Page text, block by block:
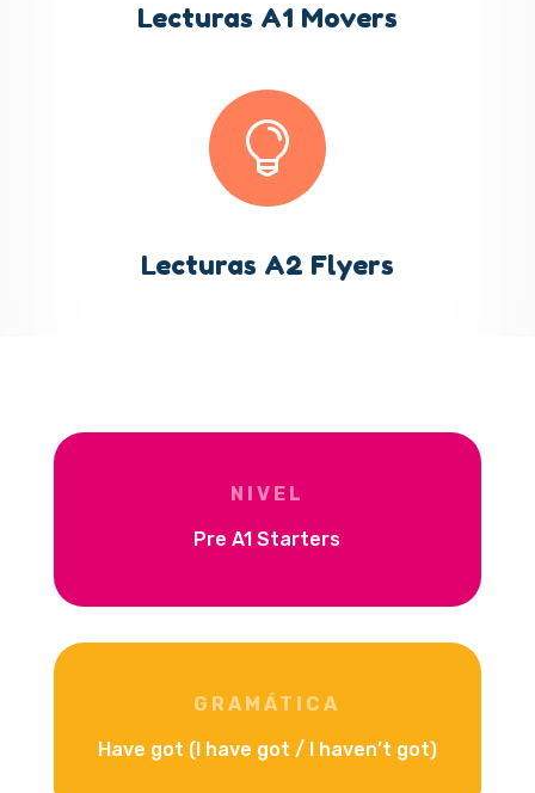
Lecturas A1 Movers

Lecturas A2 Flyers
NIVEL
Pre A1 Starters
GRAMÁTICA
Have got (I have got / I haven’t got)